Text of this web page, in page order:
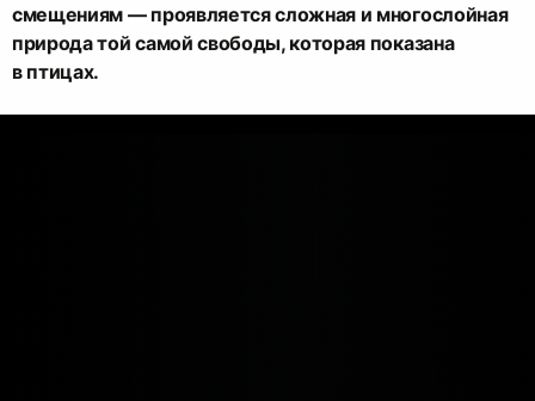
смещениям — проявляется сложная и многослойная
природа той самой свободы, которая показана
в птицах.